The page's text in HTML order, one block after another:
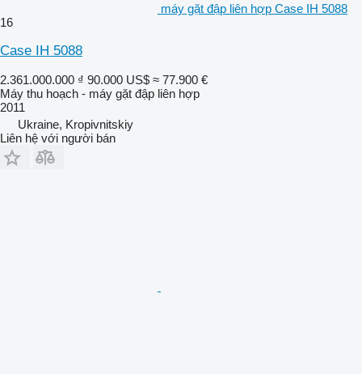
máy gặt đập liên hợp Case IH 5088
16
Case IH 5088
2.361.000.000 ₫ 90.000 US$ ≈ 77.900 €
Máy thu hoạch - máy gặt đập liên hợp
2011
Ukraine, Kropivnitskiy
Liên hệ với người bán